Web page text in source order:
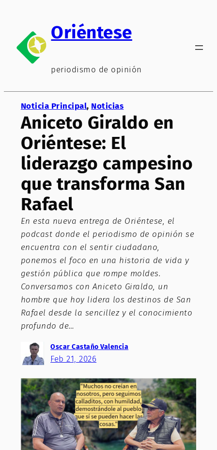
contenido
Oriéntese
periodismo de opinión
Noticia Principal, Noticias
Aniceto Giraldo en
Oriéntese: El
liderazgo campesino
que transforma San
Rafael
En esta nueva entrega de Oriéntese, el
podcast donde el periodismo de opinión se
encuentra con el sentir ciudadano,
ponemos el foco en una historia de vida y
gestión pública que rompe moldes.
Conversamos con Aniceto Giraldo, un
hombre que hoy lidera los destinos de San
Rafael desde la sencillez y el conocimiento
profundo de…
Oscar Castaño Valencia
Feb 21, 2026